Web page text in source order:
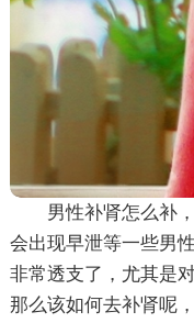
男性补肾怎么补
会出现早泄等一些男
非常透支了，尤其是
那么该如何去补肾呢